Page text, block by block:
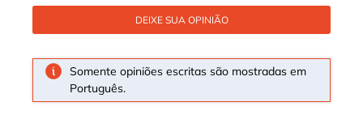
DEIXE SUA OPINIÃO
Somente opiniões escritas são mostradas em
Português.